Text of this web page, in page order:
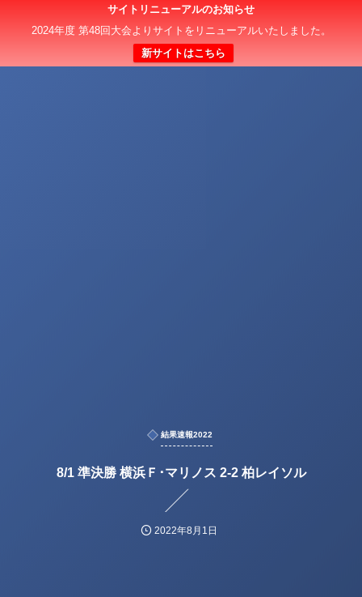
サイトリニューアルのお知らせ
2024年度 第48回大会よりサイトをリニューアルいたしました。
新サイトはこちら
結果速報2022
8/1 準決勝 横浜Ｆ･マリノス 2-2 柏レイソル
2022年8月1日